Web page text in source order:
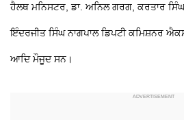
ਹੈਲਥ ਮਨਿਸਟਰ, ਡਾ. ਅਨਿਲ ਗਰਗ, ਕਰਤਾਰ ਸਿੰਘ
ਇੰਦਰਜੀਤ ਸਿੰਘ ਨਾਗਪਾਲ ਡਿਪਟੀ ਕਮਿਸ਼ਨਰ
ਆਦਿ ਮੌਜੂਦ ਸਨ।